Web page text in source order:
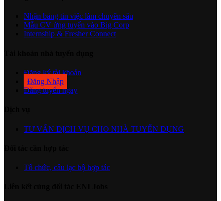
Nhận bảng tin việc làm chuyên sâu
Mẫu CV ứng tuyển vào Big Corp
Internship & Fresher Connect
Đăng ký tài khoản
Đăng Nhập
Đăng tuyển ngay
TƯ VẤN DỊCH VỤ CHO NHÀ TUYỂN DỤNG
Tổ chức, câu lạc bộ hợp tác